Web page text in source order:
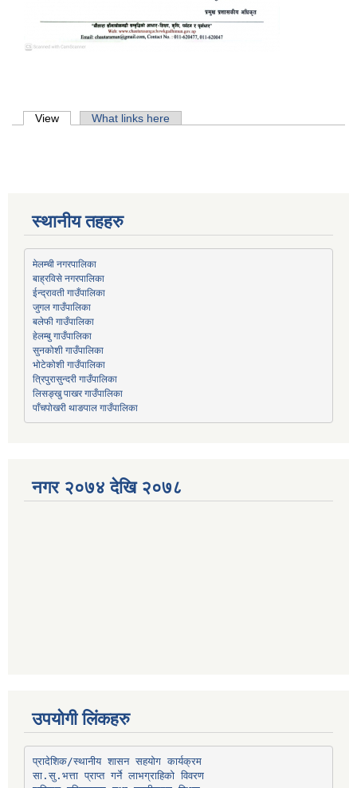
Primary tabs
View (active tab)What links here
स्थानीय तहहरु
मेलम्ची नगरपालिका
बाह्रविसे नगरपालिका
ईन्द्रावती गाउँपालिका
जुगल गाउँपालिका
बलेफी गाउँपालिका
हेलम्बु गाउँपालिका
सुनकोशी गाउँपालिका
भोटेकोशी गाउँपालिका
त्रिपुरासुन्दरी गाउँपालिका
लिसङ्खु पाखर गाउँपालिका
पाँचपोखरी थाङपाल गाउँपालिका
नगर २०७४ देखि २०७८
उपयोगी लिंकहरु
प्रादेशिक/स्थानीय शासन सहयोग कार्यक्रम
सा.सु.भत्ता प्राप्त गर्ने लाभग्राहिको विवरण